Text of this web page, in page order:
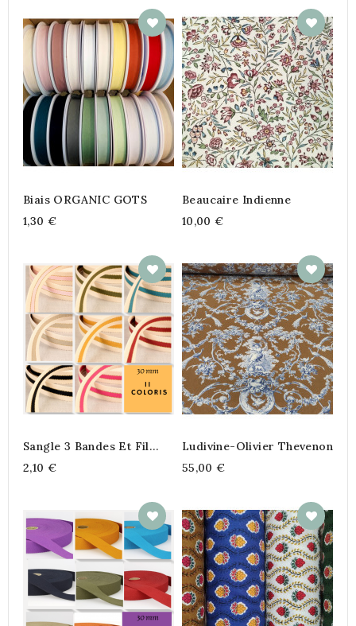
Biais ORGANIC GOTS
1,30 €
Beaucaire Indienne
10,00 €
Sangle 3 Bandes Et Fil
Métal
2,10 €
Ludivine-Olivier Thevenon
55,00 €